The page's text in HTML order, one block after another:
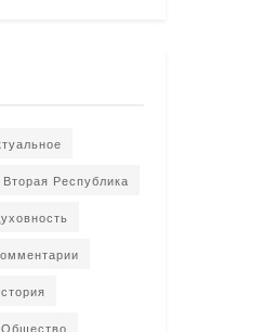
Вторая Республика
Общество